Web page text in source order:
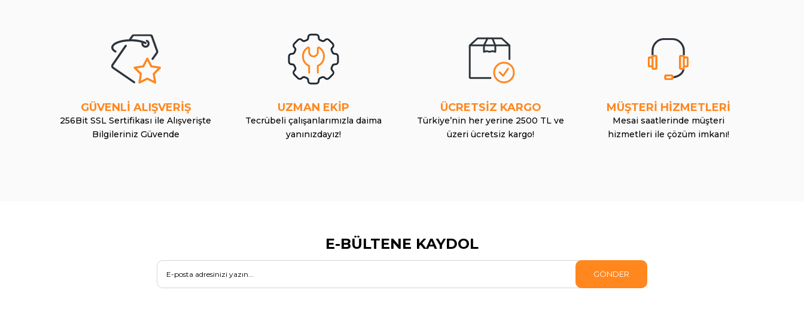
GÜVENLİ ALIŞVERİŞ
256Bit SSL Sertifikası ile Alışverişte
Bilgileriniz Güvende
UZMAN EKİP
Tecrübeli çalışanlarımızla daima
yanınızdayız!
ÜCRETSİZ KARGO
Türkiye’nin her yerine 2500 TL ve
üzeri ücretsiz kargo!
MÜŞTERİ HİZMETLERİ
Mesai saatlerinde müşteri
hizmetleri ile çözüm imkanı!
E-BÜLTENE KAYDOL
GÖNDER